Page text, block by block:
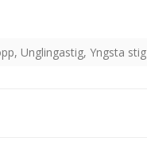
, Unglingastig, Yngsta stig